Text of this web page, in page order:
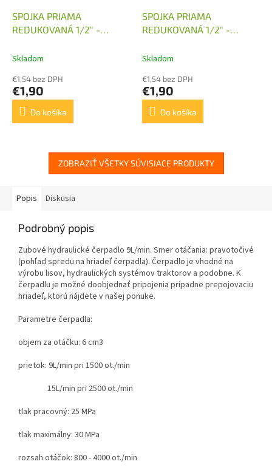
SPOJKA PRIAMA
REDUKOVANÁ 1/2" -
Skladom
€1,54 bez DPH
€1,90
Do košíka
SPOJKA PRIAMA
REDUKOVANÁ 1/2" -
Skladom
€1,54 bez DPH
€1,90
Do košíka
ZOBRAZIŤ VŠETKY SÚVISIACE PRODUKTY
Popis Diskusia
Podrobný popis
Zubové hydraulické čerpadlo 9L/min. Smer otáčania: pravotočivé
(pohľad spredu na hriadeľ čerpadla). Čerpadlo je vhodné na
výrobu lisov, hydraulických systémov traktorov a podobne. K
čerpadlu je možné doobjednať pripojenia prípadne prepojovaciu
hriadeľ, ktorú nájdete v našej ponuke.
Parametre čerpadla:
objem za otáčku: 6 cm3
prietok: 9L/min pri 1500 ot./min
15L/min pri 2500 ot./min
tlak pracovný: 25 MPa
tlak maximálny: 30 MPa
rozsah otáčok: 800 - 4000 ot./min